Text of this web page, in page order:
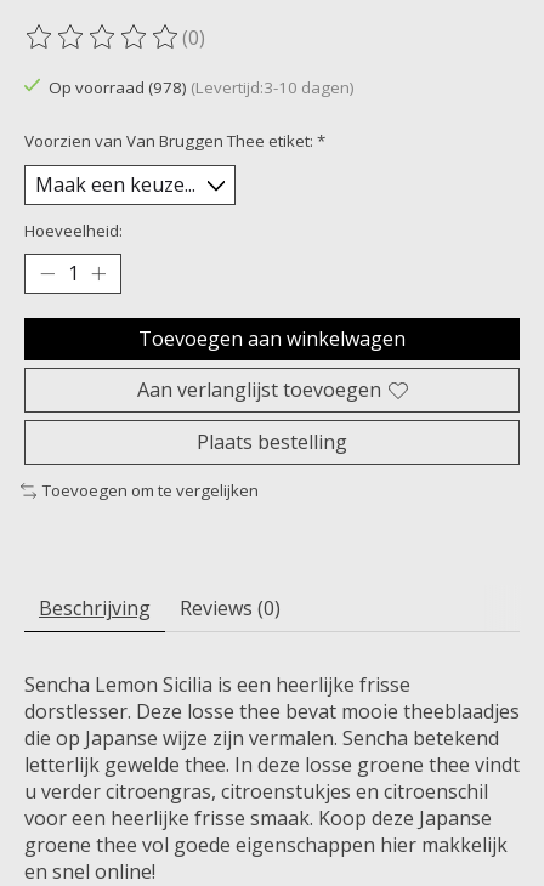
De beoordeling van dit product is
(0)
Op voorraad (978) (Levertijd:3-10 dagen)
Voorzien van Van Bruggen Thee etiket: *
Hoeveelheid:
Toevoegen aan winkelwagen
Aan verlanglijst toevoegen
Plaats bestelling
Toevoegen om te vergelijken
Beschrijving Reviews (0)
Sencha Lemon Sicilia is een heerlijke frisse
dorstlesser. Deze losse thee bevat mooie theeblaadjes
die op Japanse wijze zijn vermalen. Sencha betekend
letterlijk gewelde thee. In deze losse groene thee vindt
u verder citroengras, citroenstukjes en citroenschil
voor een heerlijke frisse smaak. Koop deze Japanse
groene thee vol goede eigenschappen hier makkelijk
en snel online!